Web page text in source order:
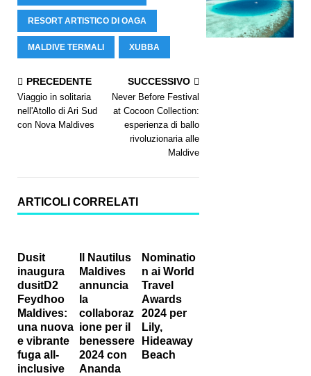
RESORT ARTISTICO DI OAGA
MALDIVE TERMALI XUBBA
PRECEDENTE
Viaggio in solitaria
nell'Atollo di Ari Sud
con Nova Maldives
SUCCESSIVO
Never Before Festival
at Cocoon Collection:
esperienza di ballo
rivoluzionaria alle
Maldive
ARTICOLI CORRELATI
Dusit
inaugura
dusitD2
Feydhoo
Maldives:
una nuova
e vibrante
fuga all-
inclusive
Il Nautilus
Maldives
annuncia
la
collaboraz
ione per il
benessere
2024 con
Ananda
Nominatio
n ai World
Travel
Awards
2024 per
Lily,
Hideaway
Beach